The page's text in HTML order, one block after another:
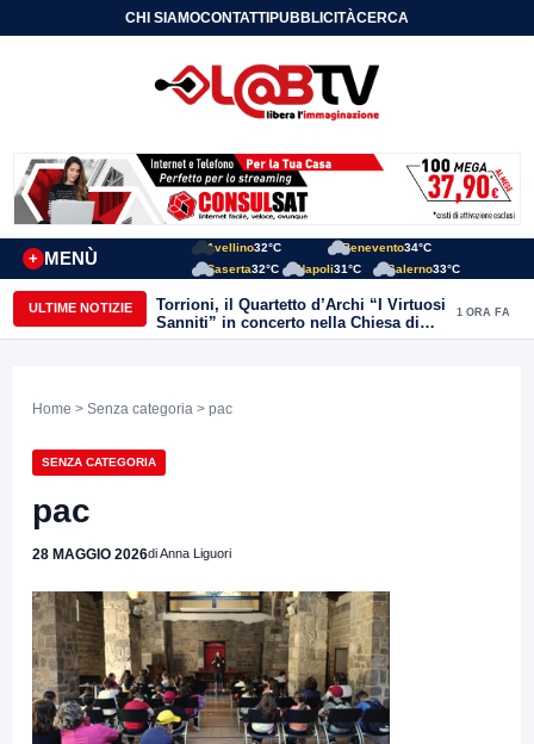
CHI SIAMOCONTATTIPUBBLICITÀCERCA
MENÙ
+
Avellino32°C Benevento34°C
Caserta32°C Napoli31°C Salerno33°C
ULTIME NOTIZIE
Torrioni, il Quartetto d’Archi “I Virtuosi
Sanniti” in concerto nella Chiesa di
San Michele Arcangelo
1 ORA FA
Home > Senza categoria > pac
SENZA CATEGORIA
pac
28 MAGGIO 2026di Anna Liguori